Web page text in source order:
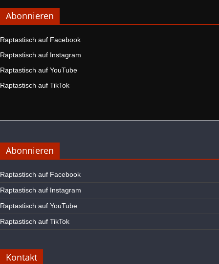
Abonnieren
Raptastisch auf Facebook
Raptastisch auf Instagram
Raptastisch auf YouTube
Raptastisch auf TikTok
Abonnieren
Raptastisch auf Facebook
Raptastisch auf Instagram
Raptastisch auf YouTube
Raptastisch auf TikTok
Kontakt